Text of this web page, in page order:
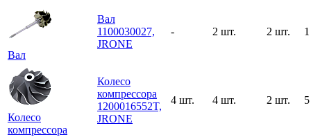
Вал
Вал
1100030027,
JRONE
- 2 шт. 2 шт.
Колесо
компрессора
Колесо
компрессора
1200016552T,
JRONE
4 шт. 4 шт. 2 шт.